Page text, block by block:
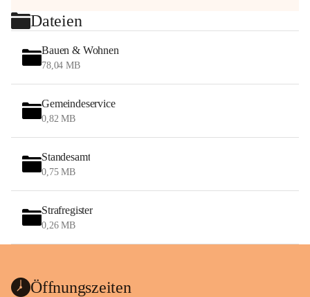
Dateien
Bauen & Wohnen
78,04 MB
Gemeindeservice
0,82 MB
Standesamt
0,75 MB
Strafregister
0,26 MB
Öffnungszeiten